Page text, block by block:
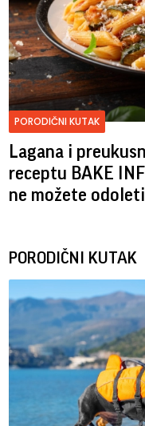
PORODIČNI KUTAK
Lagana i
receptu BAKE
ne možete odoleti
PORODIČNI KUTAK